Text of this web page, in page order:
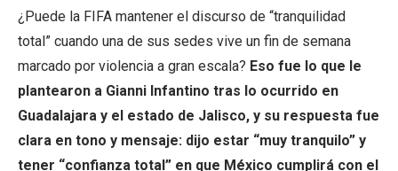
¿Puede la FIFA mantener el discurso de “tranquilidad
total” cuando una de sus sedes vive un fin de semana
marcado por violencia a gran escala? Eso fue lo que le
plantearon a Gianni Infantino tras lo ocurrido en
Guadalajara y el estado de Jalisco, y su respuesta fue
clara en tono y mensaje: dijo estar “muy tranquilo” y
tener “confianza total” en que México cumplirá con el